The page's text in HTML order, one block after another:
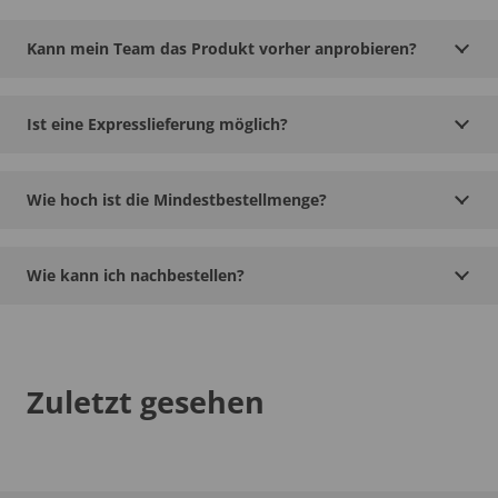
Kann mein Team das Produkt vorher anprobieren?
Ist eine Expresslieferung möglich?
Wie hoch ist die Mindestbestellmenge?
Wie kann ich nachbestellen?
Zuletzt gesehen